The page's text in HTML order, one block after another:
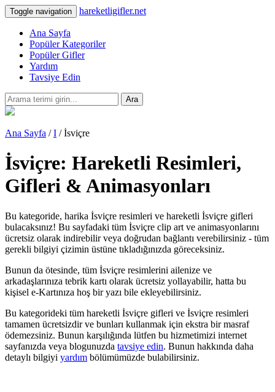
Toggle navigation hareketligifler.net
Ana Sayfa
Popüler Kategoriler
Popüler Gifler
Yardım
Tavsiye Edin
Ara
Ana Sayfa /I / İsviçre
İsviçre: Hareketli Resimleri,
Gifleri & Animasyonları
Bu kategoride, harika İsviçre resimleri ve hareketli İsviçre gifleri
bulacaksınız! Bu sayfadaki tüm İsviçre clip art ve animasyonlarını
ücretsiz olarak indirebilir veya doğrudan bağlantı verebilirsiniz - tüm
gerekli bilgiyi çizimin üstüne tıkladığınızda göreceksiniz.
Bunun da ötesinde, tüm İsviçre resimlerini ailenize ve
arkadaşlarınıza tebrik kartı olarak ücretsiz yollayabilir, hatta bu
kişisel e-Kartınıza hoş bir yazı bile ekleyebilirsiniz.
Bu kategorideki tüm hareketli İsviçre gifleri ve İsviçre resimleri
tamamen ücretsizdir ve bunları kullanmak için ekstra bir masraf
ödemezsiniz. Bunun karşılığında lütfen bu hizmetimizi internet
sayfanızda veya blogunuzda tavsiye edin. Bunun hakkında daha
detaylı bilgiyi yardım bölümümüzde bulabilirsiniz.